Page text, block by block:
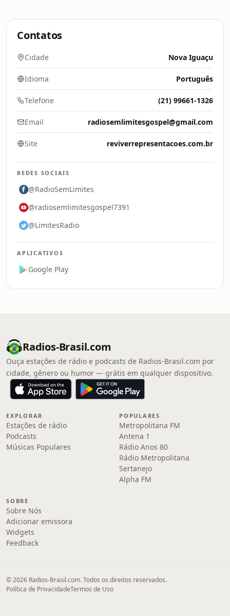
Contatos
Cidade Nova Iguaçu
Idioma Português
Telefone (21) 99661-1326
Email radiosemlimitesgospel@gmail.com
Site reviverrepresentacoes.com.br
REDES SOCIAIS
@RadioSemLimites
@radiosemlimitesgospel7391
@LimitesRadio
APLICATIVOS
Google Play
Radios-Brasil.com
Ouça estações de rádio e podcasts de Radios-Brasil.com por
cidade, gênero ou humor — grátis em qualquer dispositivo.
EXPLORAR
Estações de rádio
Podcasts
Músicas Populares
POPULARES
Metropolitana FM
Antena 1
Rádio Anos 80
Rádio Metropolitana
Sertanejo
Alpha FM
SOBRE
Sobre Nós
Adicionar emissora
Widgets
Feedback
© 2026 Radios-Brasil.com. Todos os direitos reservados.
Política de PrivacidadeTermos de Uso